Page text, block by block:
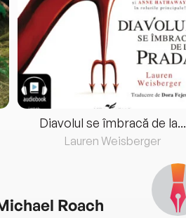
Diavolul se îmbracă de la...
Lauren Weisberger
Roach